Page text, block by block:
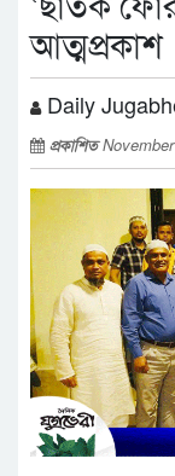
আত্মপ্রকাশ
Daily
প্রকাশিত